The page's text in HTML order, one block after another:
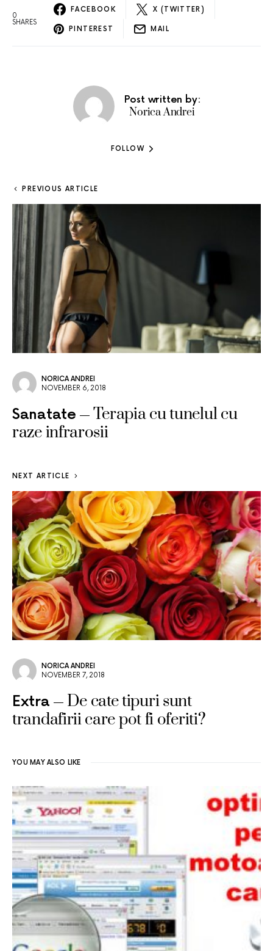
0
SHARES
FACEBOOK X (TWITTER)
PINTEREST MAIL
Post written by:
Norica Andrei
FOLLOW
PREVIOUS ARTICLE
NORICA ANDREI
NOVEMBER 6, 2018
Sanatate
Terapia cu tunelul cu
raze infrarosii
NEXT ARTICLE
NORICA ANDREI
NOVEMBER 7, 2018
Extra
De cate tipuri sunt
trandafirii care pot fi oferiti?
YOU MAY ALSO LIKE